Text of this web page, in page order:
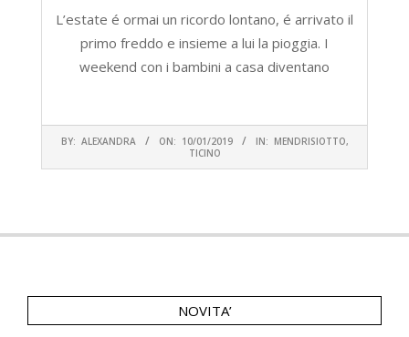
L’estate é ormai un ricordo lontano, é arrivato il
primo freddo e insieme a lui la pioggia. I
weekend con i bambini a casa diventano
2019-
10
BY: ALEXANDRA ON: 10/01/2019 IN: MENDRISIOTTO,
TICINO
NOVITA’